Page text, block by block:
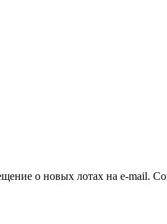
о новых лотах на e-mail.